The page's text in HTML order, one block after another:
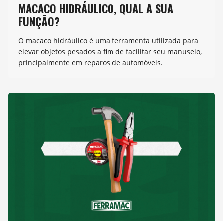
MACACO HIDRÁULICO, QUAL A SUA
FUNÇÃO?
O macaco hidráulico é uma ferramenta utilizada para
elevar objetos pesados a fim de facilitar seu manuseio,
principalmente em reparos de automóveis.